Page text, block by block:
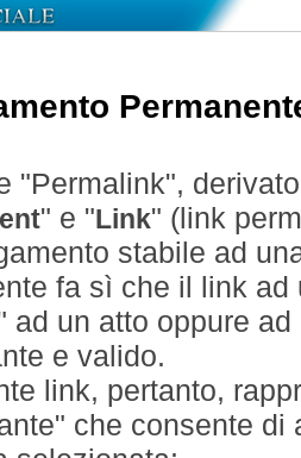
"Permalink",
" e " Link" (link
stabile ad
fa sì che il link
ad un atto oppure
e valido.
link, pertanto,
che consente